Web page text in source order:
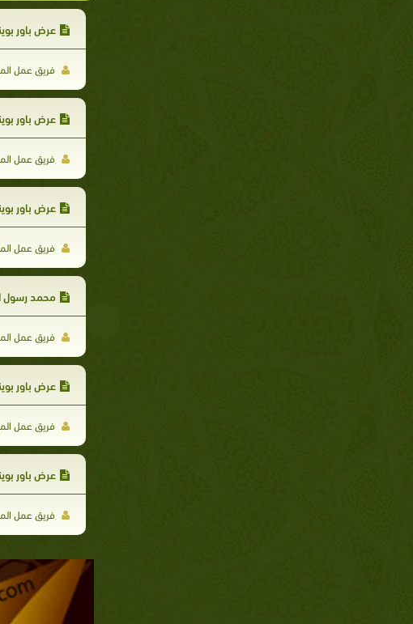
عرض باور
فريق عمل
عرض باور
فريق عمل
عرض باور
فريق عمل
محمد رسول
فريق عمل
عرض باور
فريق عمل
عرض باور
فريق عمل